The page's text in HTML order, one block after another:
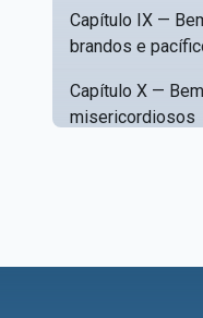
Capítulo IX —
brandos e
Capítulo X —
misericordiosos